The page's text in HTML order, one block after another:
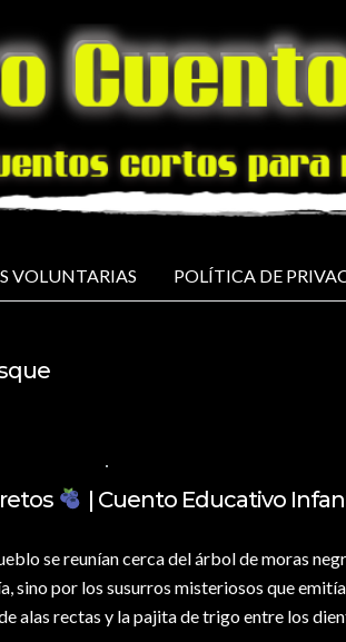
VOLUNTARIAS POLÍTICA DE
| Cuento Educativo
se reunían cerca del árbol de moras
sino por los susurros misteriosos que
alas rectas y la pajita de trigo entre los